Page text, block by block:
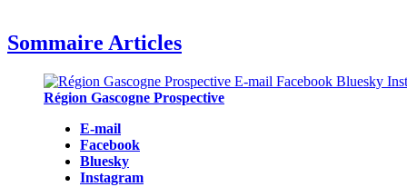
Sommaire Articles
Région Gascogne Prospective
E-mail
Facebook
Bluesky
Instagram